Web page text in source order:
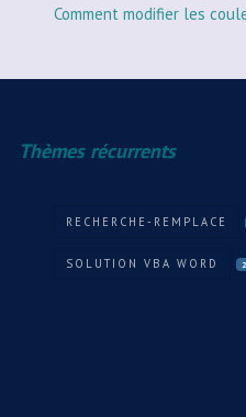
Comment modifier les
Thèmes récurrents
RECHERCHE-REMPLACE
SOLUTION VBA WORD